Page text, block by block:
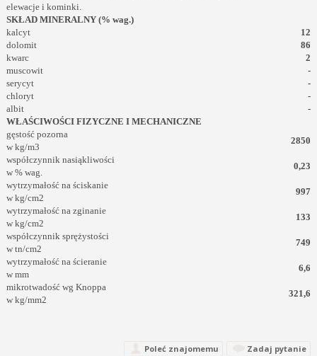
elewacje i kominki.
SKŁAD MINERALNY (% wag.)
kalcyt
12
dolomit
86
kwarc
2
muscowit
-
serycyt
-
chloryt
-
albit
-
WŁAŚCIWOŚCI FIZYCZNE I MECHANICZNE
gęstość pozorna
w kg/m3
2850
współczynnik nasiąkliwości
w % wag.
0,23
wytrzymałość na ściskanie
w kg/cm2
997
wytrzymałość na zginanie
w kg/cm2
133
współczynnik sprężystości
w tn/cm2
749
wytrzymałość na ścieranie
w mm
6,6
mikrotwadość wg Knoppa
w kg/mm2
321,6
Poleć znajomemu Zadaj pytanie